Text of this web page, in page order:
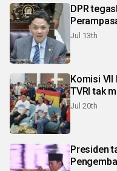
DPR
Jul 13th
Komisi VII
TVRI tak
Jul 20th
Presiden